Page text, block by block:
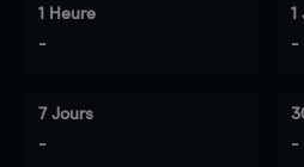
1 Heure
-
1
-
7 Jours
- -